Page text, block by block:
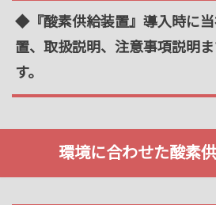
◆『酸素供給装置』導入時に
置、取扱説明、注意事項説明
す。
環境に合わせた酸素